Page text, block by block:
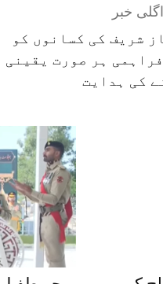
اگلی خبر
شریف کی کسانوں کو
ہر صورت یقینی
کی ہدایت